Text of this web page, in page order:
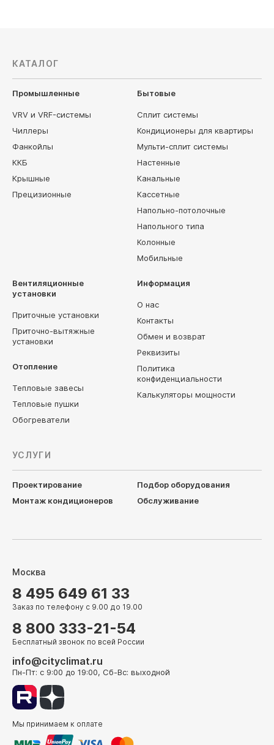
КАТАЛОГ
Промышленные
VRV и VRF-системы
Чиллеры
Фанкойлы
ККБ
Крышные
Прецизионные
Бытовые
Сплит системы
Кондиционеры для квартиры
Мульти-сплит системы
Настенные
Канальные
Кассетные
Напольно-потолочные
Напольного типа
Колонные
Мобильные
Вентиляционные
установки
Приточные установки
Приточно-вытяжные
установки
Отопление
Тепловые завесы
Тепловые пушки
Обогреватели
Информация
О нас
Контакты
Обмен и возврат
Реквизиты
Политика
конфиденциальности
Калькуляторы мощности
УСЛУГИ
Проектирование
Подбор оборудования
Монтаж кондиционеров
Обслуживание
Москва
8 495 649 61 33
Заказ по телефону с 9.00 до 19.00
8 800 333-21-54
Бесплатный звонок по всей России
info@cityclimat.ru
Пн-Пт: с 9:00 до 19:00, Сб-Вс: выходной
Мы принимаем к оплате